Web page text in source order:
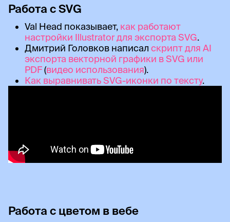
Работа с SVG
Val Head показывает, как работают
настройки Illustrator для экспорта SVG.
Дмитрий Головков написал скрипт для AI
экспорта векторной графики в SVG или
PDF(видео использования).
Как выравнивать SVG-иконки по тексту.
Работа с цветом в вебе